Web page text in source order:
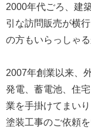
2000年代ごろ、建
引な訪問販売が横
の方もいらっしゃる
2007年創業以来、
発電、蓄電池、住
業を手掛けてまいり
塗装工事のご依頼